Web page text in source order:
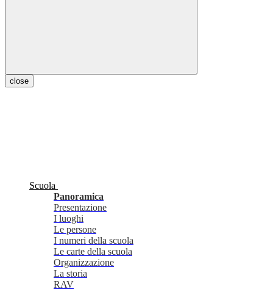
close
Scuola
Panoramica
Presentazione
I luoghi
Le persone
I numeri della scuola
Le carte della scuola
Organizzazione
La storia
RAV